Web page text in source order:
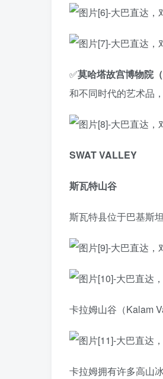
✅莫哈塔故宫博物院
和不同时代的艺术品
SWAT VALLEY
斯瓦特山谷
斯瓦特县位于巴基斯
卡拉姆山谷（Kalam
卡拉姆拥有许多高山